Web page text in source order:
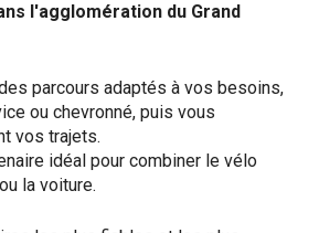
l'agglomération du Grand
parcours adaptés à vos besoins,
ou chevronné, puis vous
vos trajets.
idéal pour combiner le vélo
la voiture.